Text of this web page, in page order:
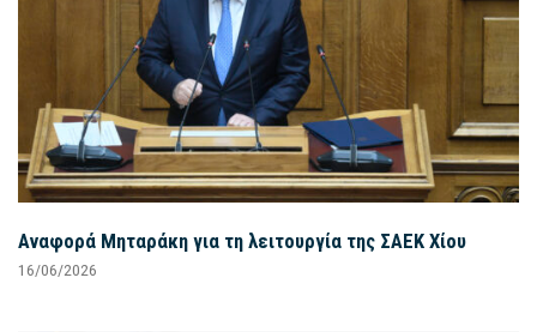
Αναφορά Μηταράκη για τη λειτουργία της ΣΑΕΚ Χίου
16/06/2026